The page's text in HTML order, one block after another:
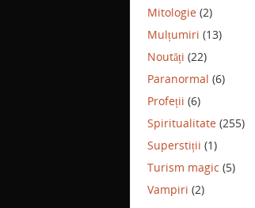
Mitologie (2)
Mulțumiri (13)
Noutăți (22)
Paranormal (6)
Profeții (6)
Spiritualitate (255)
Superstiții (1)
Turism magic (5)
Vampiri (2)